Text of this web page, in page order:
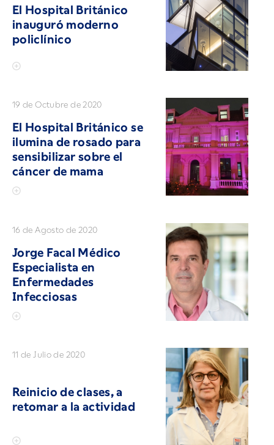
El Hospital Británico
inauguró moderno
policlínico
19 de Octubre de 2020
El Hospital Británico se
ilumina de rosado para
sensibilizar sobre el
cáncer de mama
16 de Agosto de 2020
Jorge Facal Médico
Especialista en
Enfermedades
Infecciosas
11 de Julio de 2020
Reinicio de clases, a
retomar a la actividad